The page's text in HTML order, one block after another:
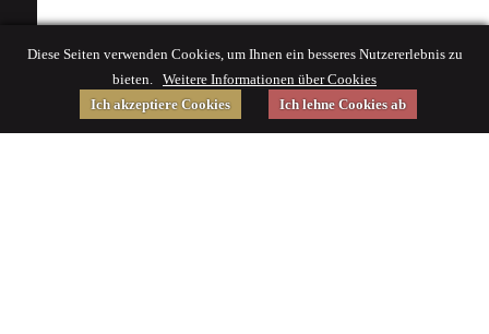
Diese Seiten verwenden Cookies, um Ihnen ein besseres Nutzererlebnis zu
bieten. Weitere Informationen über Cookies
Ich akzeptiere Cookies
Ich lehne Cookies ab